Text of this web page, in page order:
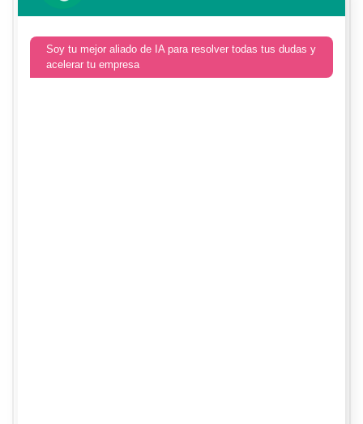
Soy tu mejor aliado de IA para resolver todas tus dudas y
acelerar tu empresa